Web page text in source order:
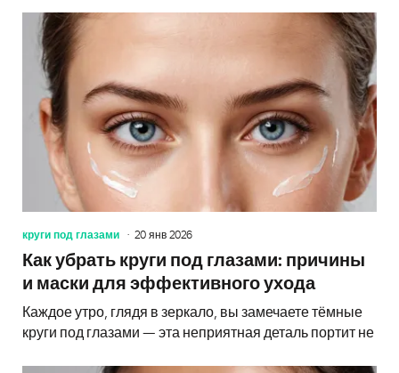
круги под глазами 20 янв 2026
Как убрать круги под глазами: причины
и маски для эффективного ухода
Каждое утро, глядя в зеркало, вы замечаете тёмные
круги под глазами — эта неприятная деталь портит не